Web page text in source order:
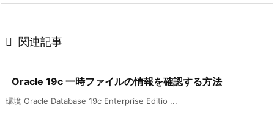
 関連記事
Oracle 19c 一時ファイルの情報を確認する方法
環境 Oracle Database 19c Enterprise Editio ...